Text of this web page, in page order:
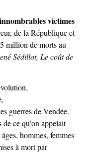
victimes
de la République et
million de morts au
Sédillot, Le coût de
guerres de Vendée.
ce qu’on appelait
hommes, femmes
à mort par